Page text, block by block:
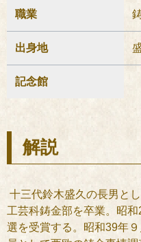
職業
出身地
記念館
解説
十三代鈴木盛久の長男と
工芸科鋳金部を卒業。昭
選を受賞する。昭和39年